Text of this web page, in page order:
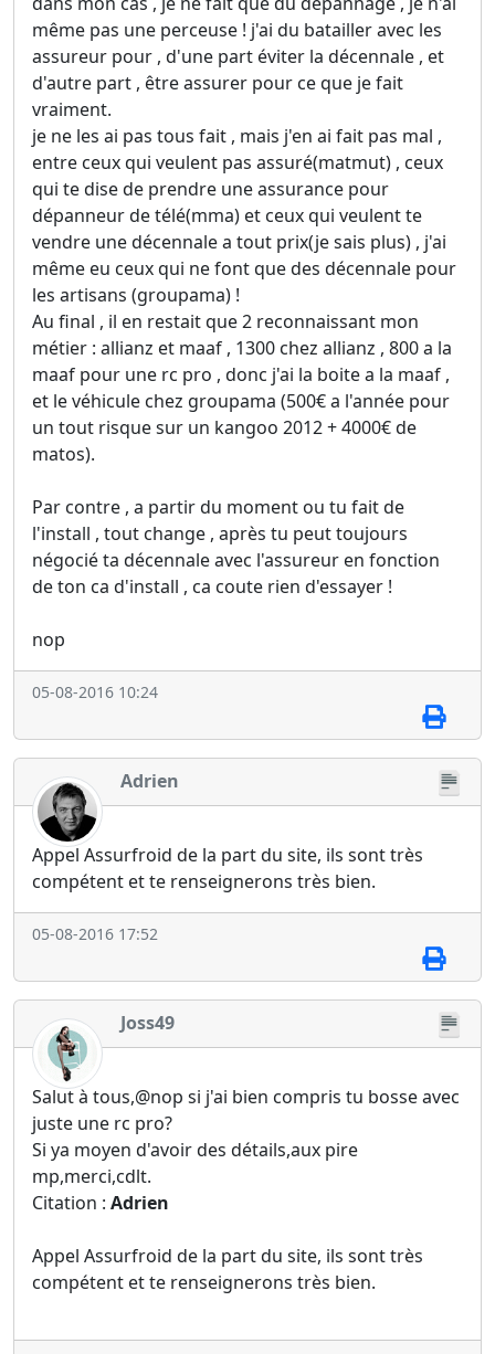
même pas une perceuse ! j'ai du batailler avec les
assureur pour , d'une part éviter la décennale , et
d'autre part , être assurer pour ce que je fait
vraiment.
je ne les ai pas tous fait , mais j'en ai fait pas mal ,
entre ceux qui veulent pas assuré(matmut) , ceux
qui te dise de prendre une assurance pour
dépanneur de télé(mma) et ceux qui veulent te
vendre une décennale a tout prix(je sais plus) , j'ai
même eu ceux qui ne font que des décennale pour
les artisans (groupama) !
Au final , il en restait que 2 reconnaissant mon
métier : allianz et maaf , 1300 chez allianz , 800 a la
maaf pour une rc pro , donc j'ai la boite a la maaf ,
et le véhicule chez groupama (500€ a l'année pour
un tout risque sur un kangoo 2012 + 4000€ de
matos).
Par contre , a partir du moment ou tu fait de
l'install , tout change , après tu peut toujours
négocié ta décennale avec l'assureur en fonction
de ton ca d'install , ca coute rien d'essayer !
nop
05-08-2016 10:24
Adrien
Appel Assurfroid de la part du site, ils sont très
compétent et te renseignerons très bien.
05-08-2016 17:52
Joss49
Salut à tous,@nop si j'ai bien compris tu bosse avec
juste une rc pro?
Si ya moyen d'avoir des détails,aux pire
mp,merci,cdlt.
Citation : Adrien
Appel Assurfroid de la part du site, ils sont très
compétent et te renseignerons très bien.